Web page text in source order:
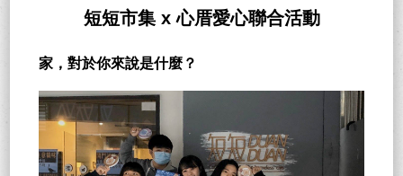
短短市集 x 心厝愛心聯合活動
家，對於你來說是什麼？